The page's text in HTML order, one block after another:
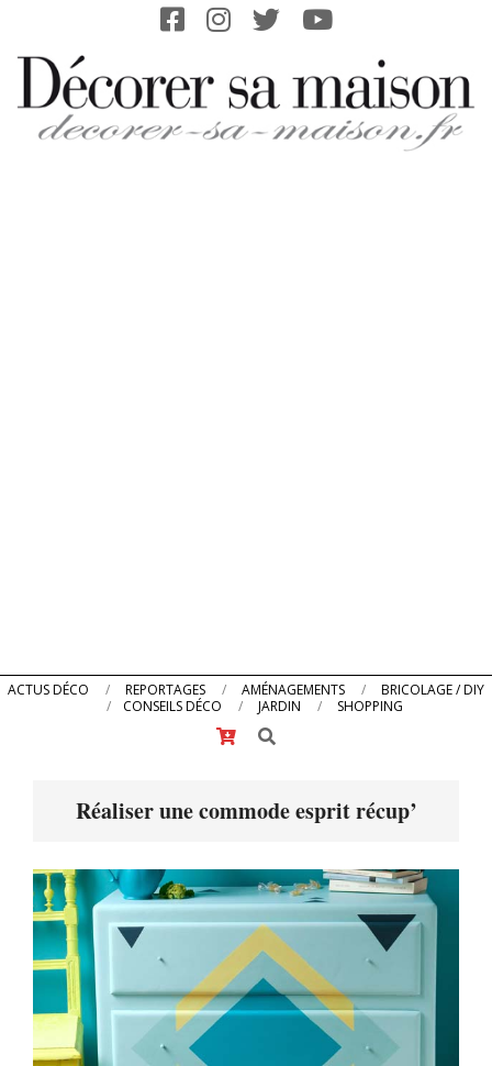
content
Primary
ACTUS DÉCO REPORTAGES AMÉNAGEMENTS
BRICOLAGE / DIY
CONSEILS DÉCO
JARDIN
SHOPPING
Search
Réaliser une commode esprit récup’